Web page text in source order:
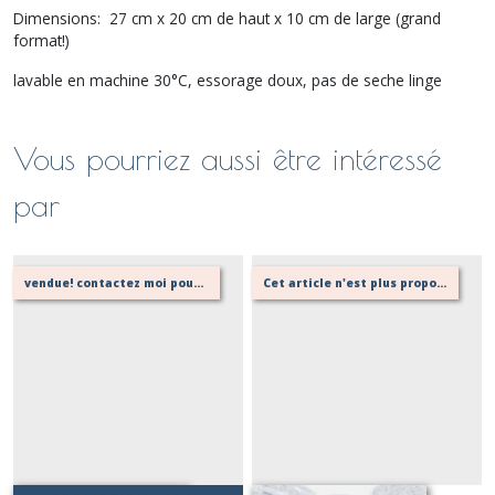
Dimensions: 27 cm x 20 cm de haut x 10 cm de large (grand
format!)
lavable en machine 30°C, essorage doux, pas de seche linge
Vous pourriez aussi être intéressé
par
vendue! contactez moi pour en réaliser une autre! Cet article n'est plus proposé, retournez au menu principal ou contactez moi!